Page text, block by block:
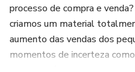
processo de compra e
criamos um material
aumento das vendas dos
momentos de incerteza